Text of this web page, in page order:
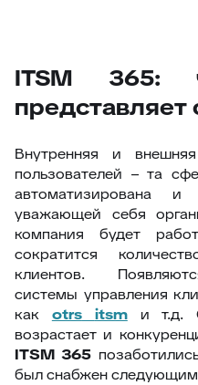
ITSM 365:
представляет
Внутренняя и
пользователей – та
автоматизирована
уважающей себя
компания будет
сократится
клиентов.
системы управления
как otrs itsmи т.д. С
возрастает и
ITSM 365
был снабжен